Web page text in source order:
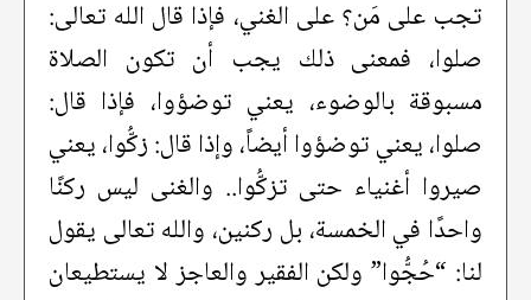
تجب على مَن؟ على الغني، فإذا قال الله تعالى:
صلوا، فمعنى ذلك يجب أن تكون الصلاة
مسبوقة بالوضوء، يعني توضؤوا، فإذا قال:
صلوا، يعني توضؤوا أيضاً، وإذا قال: زكُّوا، يعني
صيروا أغنياء حتى تزكُّوا.. والغنى ليس ركنًا
واحدًا في الخمسة، بل ركنين، والله تعالى يقول
لنا: “حُجُّوا” ولكن الفقير والعاجز لا يستطيعان